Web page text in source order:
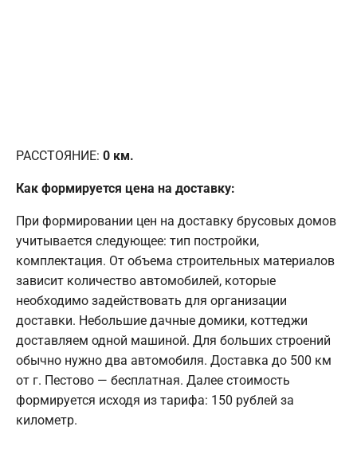
РАССТОЯНИЕ: 0 км.
Как формируется цена на доставку:
При формировании цен на доставку брусовых домов
учитывается следующее: тип постройки,
комплектация. От объема строительных материалов
зависит количество автомобилей, которые
необходимо задействовать для организации
доставки. Небольшие дачные домики, коттеджи
доставляем одной машиной. Для больших строений
обычно нужно два автомобиля. Доставка до 500 км
от г. Пестово — бесплатная. Далее стоимость
формируется исходя из тарифа: 150 рублей за
километр.